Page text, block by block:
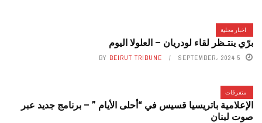
اخبار محلية
برّي ينتـظر لقاء لودريان – العلولا اليوم
5 SEPTEMBER، 2024 BY BEIRUT TRIBUNE
متفرقات
الإعلامية باتريسيا قسيس في “أحلى الأيام ” – برنامج جديد عبر
صوت لبنان